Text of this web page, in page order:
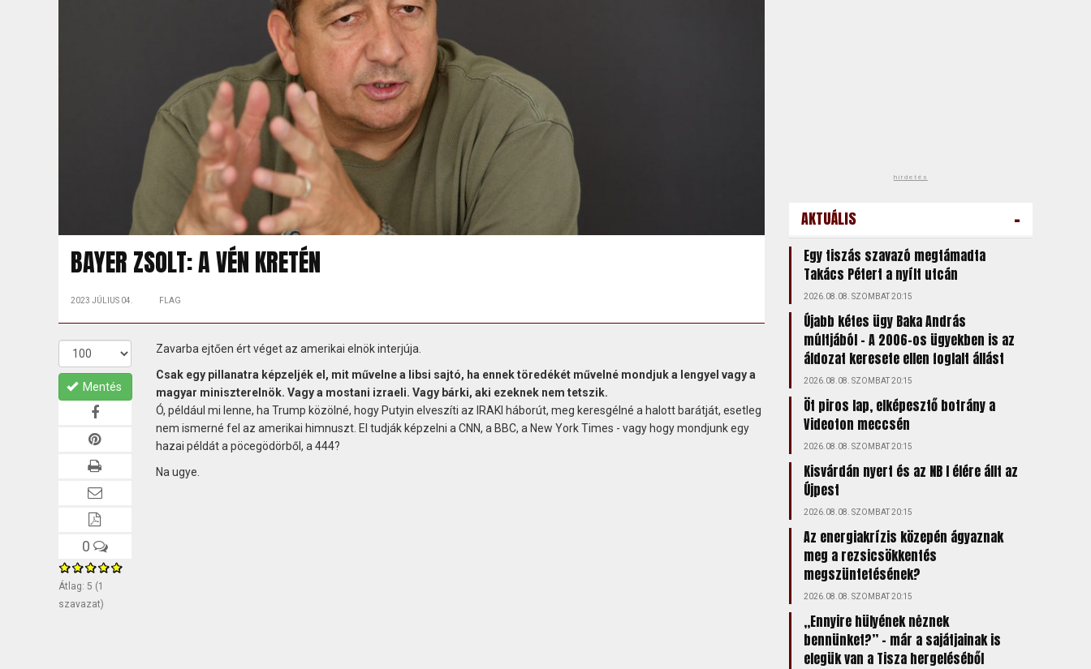
BAYER ZSOLT: A VÉN KRETÉN
2023 JÚLIUS 04. FLAG
Mentés
0
Átlag: 5 (1
szavazat)
Zavarba ejtően ért véget az amerikai elnök interjúja.
Csak egy pillanatra képzeljék el, mit művelne a libsi sajtó, ha ennek töredékét művelné mondjuk a lengyel vagy a
magyar miniszterelnök. Vagy a mostani izraeli. Vagy bárki, aki ezeknek nem tetszik.
Ó, például mi lenne, ha Trump közölné, hogy Putyin elveszíti az IRAKI háborút, meg keresgélné a halott barátját, esetleg
nem ismerné fel az amerikai himnuszt. El tudják képzelni a CNN, a BBC, a New York Times - vagy hogy mondjunk egy
hazai példát a pöcegödörből, a 444?
Na ugye.
hirdetés
AKTUÁLIS -
Egy tiszás szavazó megtámadta
Takács Pétert a nyílt utcán
2026.08.08. SZOMBAT 20:15
Újabb kétes ügy Baka András
múltjából – A 2006-os ügyekben is az
áldozat keresete ellen foglalt állást
2026.08.08. SZOMBAT 20:15
Öt piros lap, elképesztő botrány a
Videoton meccsén
2026.08.08. SZOMBAT 20:15
Kisvárdán nyert és az NB I élére állt az
Újpest
2026.08.08. SZOMBAT 20:15
Az energiakrízis közepén ágyaznak
meg a rezsicsökkentés
megszüntetésének?
2026.08.08. SZOMBAT 20:15
„Ennyire hülyének nėznek
bennünket?” – már a sajátjainak is
elegük van a Tisza hergeléséből